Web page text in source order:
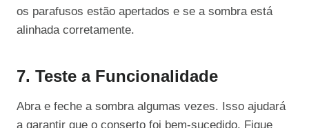
os parafusos estão apertados e se a sombra está
alinhada corretamente.
7. Teste a Funcionalidade
Abra e feche a sombra algumas vezes. Isso ajudará
a garantir que o conserto foi bem-sucedido. Fique